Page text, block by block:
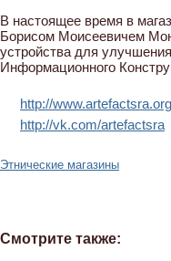
В настоящее время в
Борисом Моисеевичем
устройства для
Информационного
http://www.artefactsra.org
http://vk.com/artefactsra
Этнические магазины
Смотрите также: